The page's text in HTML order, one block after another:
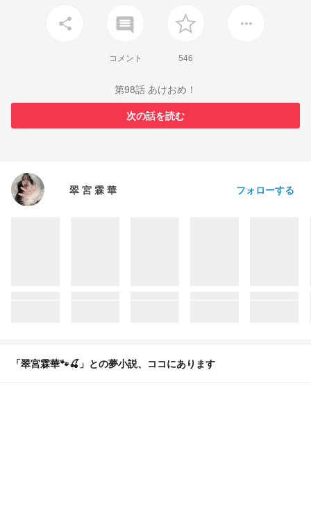
share insert_comment
コメント 546
more_horiz
第98話 あけおめ！
次の話を読む
翠 宮 霖 華 フォローする
「翠宮霖華🐾🍒」との夢小説、ココにあります